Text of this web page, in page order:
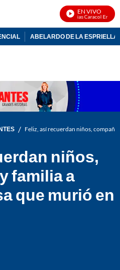
EN VIVO
Noticias Caracol En Vivo
ABELARDO DE LA ESPRIELLA
/ Feliz, así recuerdan niños,
niños,
familia a
que murió en